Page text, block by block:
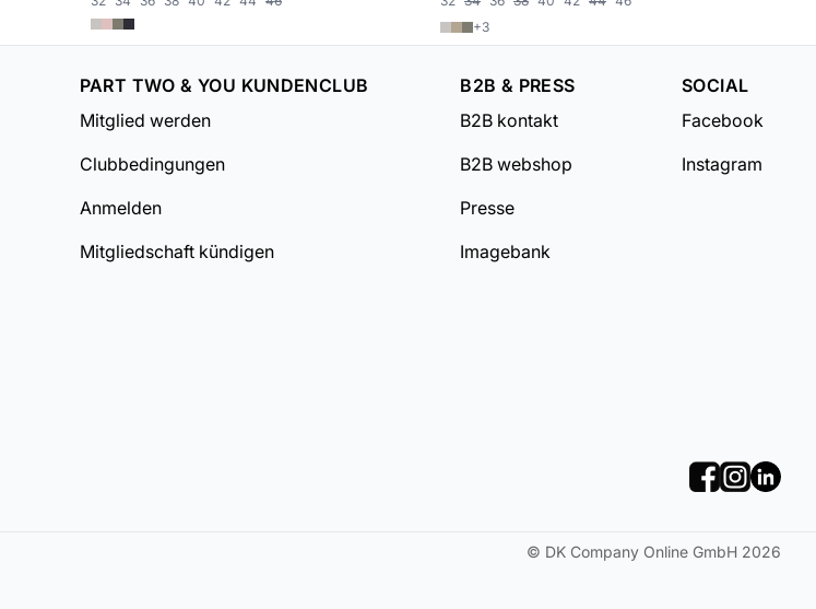
+3
PART TWO & YOU KUNDENCLUB
Mitglied werden
Clubbedingungen
Anmelden
Mitgliedschaft kündigen
B2B & PRESS
B2B kontakt
B2B webshop
Presse
Imagebank
SOCIAL
Facebook
Instagram
© DK Company Online GmbH 2026